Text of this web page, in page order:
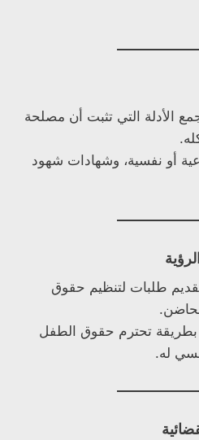
الأدلة التي تثبت أن مصلحة
أو نفسية، وشهادات شهود
طلبات لتنظيم حقوق
بطريقة تحترم حقوق الطفل
له.